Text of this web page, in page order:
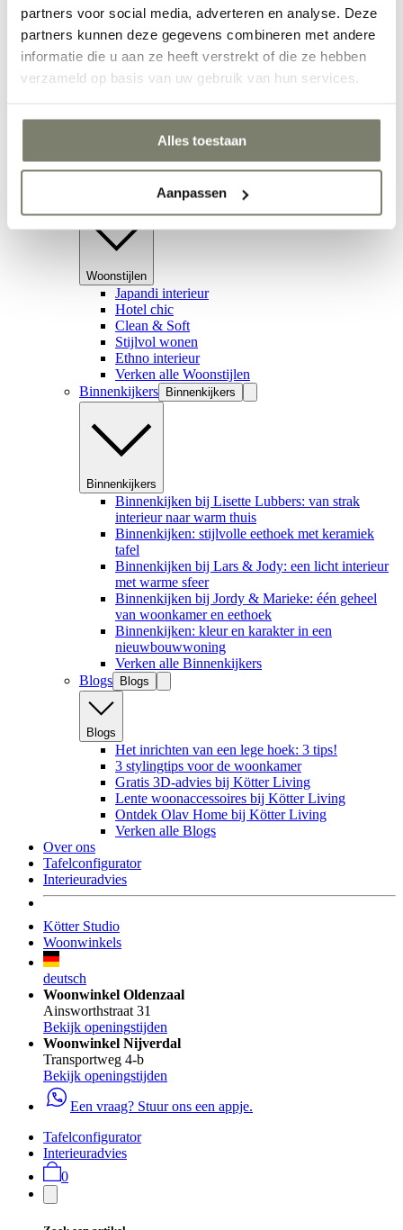
partners voor social media, adverteren en analyse. Deze
partners kunnen deze gegevens combineren met andere
informatie die u aan ze heeft verstrekt of die ze hebben
verzameld op basis van uw gebruik van hun services.
Alles toestaan
Aanpassen
Hal inrichten
Verken alle Ruimtes
Inspiratie
Woonstijlen
Woonstijlen
Japandi interieur
Hotel chic
Clean & Soft
Stijlvol wonen
Ethno interieur
Verken alle Woonstijlen
Binnenkijkers
Binnenkijkers
Binnenkijkers
Binnenkijken bij Lisette Lubbers: van strak
interieur naar warm thuis
Binnenkijken: stijlvolle eethoek met keramiek
tafel
Binnenkijken bij Lars & Jody: een licht interieur
met warme sfeer
Binnenkijken bij Jordy & Marieke: één geheel
van woonkamer en eethoek
Binnenkijken: kleur en karakter in een
nieuwbouwwoning
Verken alle Binnenkijkers
Blogs
Blogs
Blogs
Het inrichten van een lege hoek: 3 tips!
3 stylingtips voor de woonkamer
Gratis 3D-advies bij Kötter Living
Lente woonaccessoires bij Kötter Living
Ontdek Olav Home bij Kötter Living
Verken alle Blogs
Over ons
Tafelconfigurator
Interieuradvies
Kötter Studio
Woonwinkels
deutsch
Woonwinkel Oldenzaal
Ainsworthstraat 31
Bekijk openingstijden
Woonwinkel Nijverdal
Transportweg 4-b
Bekijk openingstijden
Een vraag? Stuur ons een appje.
Tafelconfigurator
Interieuradvies
0